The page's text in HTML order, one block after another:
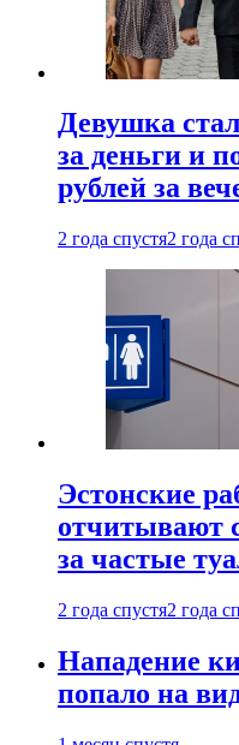
Девушка
за деньги и
рублей за
2 года спустя2 года
Эстонские
отчитывают
за частые
2 года спустя2 года
Нападение
попало на